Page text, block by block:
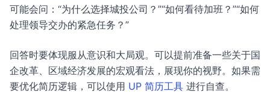
可能会问：“为什么选择城投公司？”“如何看待加班？”“如何
处理领导交办的紧急任务？”
回答时要体现服从意识和大局观。可以提前准备一些关于国
企改革、区域经济发展的宏观看法，展现你的视野。如果需
要优化简历逻辑，可以使用 UP 简历工具 进行自查。